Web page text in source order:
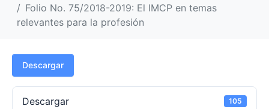
Folio No. 75/2018-2019: El IMCP en temas
relevantes para la profesión
Descargar
Descargar 105